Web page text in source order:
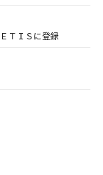
ＴＩＳに登録